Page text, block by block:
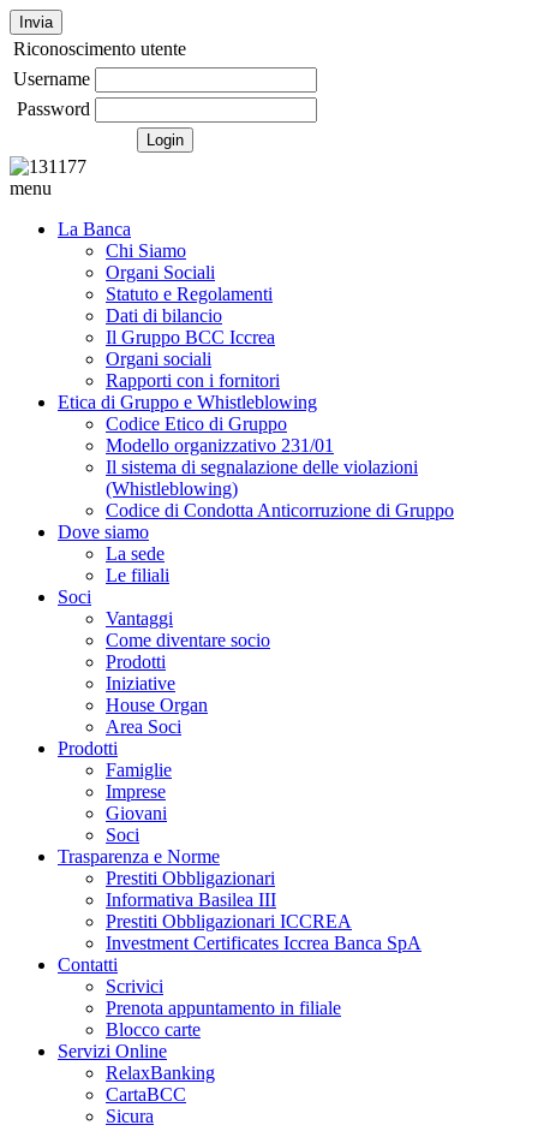
Invia
Riconoscimento utente
Username
Password
menu
La Banca
Chi Siamo
Organi Sociali
Statuto e Regolamenti
Dati di bilancio
Il Gruppo BCC Iccrea
Organi sociali
Rapporti con i fornitori
Etica di Gruppo e Whistleblowing
Codice Etico di Gruppo
Modello organizzativo 231/01
Il sistema di segnalazione delle violazioni
(Whistleblowing)
Codice di Condotta Anticorruzione di Gruppo
Dove siamo
La sede
Le filiali
Soci
Vantaggi
Come diventare socio
Prodotti
Iniziative
House Organ
Area Soci
Prodotti
Famiglie
Imprese
Giovani
Soci
Trasparenza e Norme
Prestiti Obbligazionari
Informativa Basilea III
Prestiti Obbligazionari ICCREA
Investment Certificates Iccrea Banca SpA
Contatti
Scrivici
Prenota appuntamento in filiale
Blocco carte
Servizi Online
RelaxBanking
CartaBCC
Sicura